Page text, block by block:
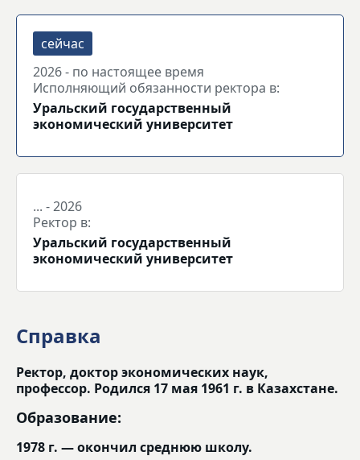
2026 - по настоящее время
Исполняющий обязанности ректора в:
Уральский государственный
экономический университет
... - 2026
Ректор в:
Уральский государственный
экономический университет
Справка
Ректор, доктор экономических наук,
профессор. Родился 17 мая 1961 г. в Казахстане.
Образование:
1978 г. — окончил среднюю школу.